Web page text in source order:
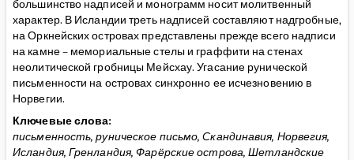
большинство надписей и монограмм носит молитвенный
характер. В Исландии треть надписей составляют надгробные,
на Оркнейских островах представлены прежде всего надписи
на камне – мемориальные стелы и граффити на стенах
неолитической гробницы Мейсхау. Угасание рунической
письменности на островах синхронно ее исчезновению в
Норвегии.
Ключевые слова:
письменность, руническое письмо, Скандинавия, Норвегия,
Исландия, Гренландия, Фарёрские острова, Шетландские